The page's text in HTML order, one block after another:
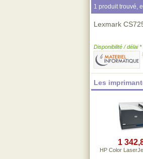
1 produit trouvé,
Lexmark
Disponibilité / délai
Les
1
HP Color